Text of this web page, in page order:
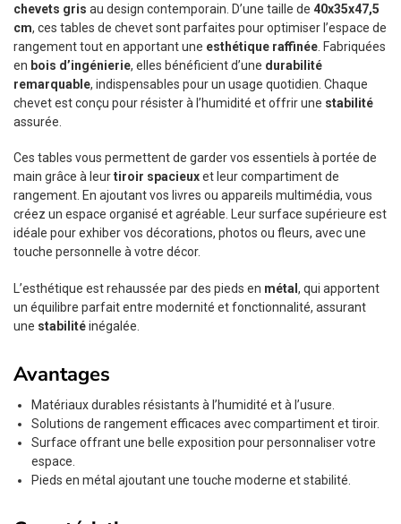
chevets gris au design contemporain. D’une taille de 40x35x47,5
cm, ces tables de chevet sont parfaites pour optimiser l’espace de
rangement tout en apportant une esthétique raffinée . Fabriquées
en bois d’ingénierie, elles bénéficient d’une durabilité
remarquable, indispensables pour un usage quotidien. Chaque
chevet est conçu pour résister à l’humidité et offrir une stabilité
assurée.
Ces tables vous permettent de garder vos essentiels à portée de
main grâce à leurtiroir spacieuxet leur compartiment de
rangement. En ajoutant vos livres ou appareils multimédia, vous
créez un espace organisé et agréable. Leur surface supérieure est
idéale pour exhiber vos décorations, photos ou fleurs, avec une
touche personnelle à votre décor.
L’esthétique est rehaussée par des pieds en métal , qui apportent
un équilibre parfait entre modernité et fonctionnalité, assurant
une stabilitéinégalée.
Avantages
Matériaux durables résistants à l’humidité et à l’usure.
Solutions de rangement efficaces avec compartiment et tiroir.
Surface offrant une belle exposition pour personnaliser votre
espace.
Pieds en métal ajoutant une touche moderne et stabilité.